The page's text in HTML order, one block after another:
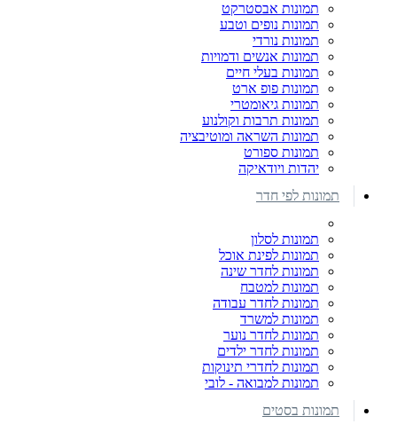
תמונות אבסטרקט
תמונות נופים וטבע
תמונות נורדי
תמונות אנשים ודמויות
תמונות בעלי חיים
תמונות פופ ארט
תמונות גיאומטרי
תמונות תרבות וקולנוע
תמונות השראה ומוטיבציה
תמונות ספורט
יהדות ויודאיקה
תמונות לפי חדר
תמונות לסלון
תמונות לפינת אוכל
תמונות לחדר שינה
תמונות למטבח
תמונות לחדר עבודה
תמונות למשרד
תמונות לחדר נוער
תמונות לחדר ילדים
תמונות לחדרי תינוקות
תמונות למבואה - לובי
תמונות בסטים